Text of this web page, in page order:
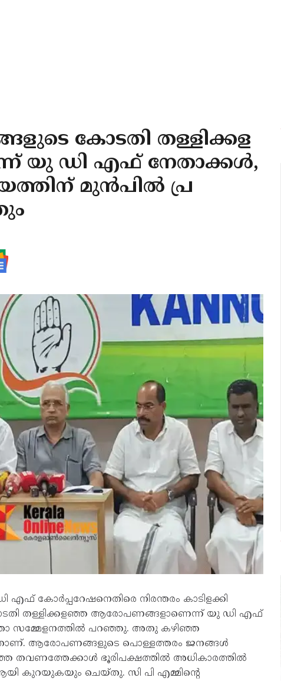
കോടതി തള്ളിക്കള
യു ഡി എഫ് നേതാക്കൾ,
മുൻപിൽ പ്ര
കോര്‍പ്പറേഷനെതിരെ നിരന്തരം കാടിളക്കി
തള്ളിക്കളഞ്ഞ ആരോപണങ്ങളാണെന്ന് യു ഡി എഫ്
സമ്മേളനത്തിൽ പറഞ്ഞു. അതു കഴിഞ്ഞ
ആരോപണങ്ങളുടെ പൊള്ളത്തരം ജനങ്ങള്‍
തവണത്തേക്കാള്‍ ഭൂരിപക്ഷത്തില്‍ അധികാരത്തില്‍
ആയി കുറയുകയും ചെയ്തു. സി പി എമ്മിന്‍റെ